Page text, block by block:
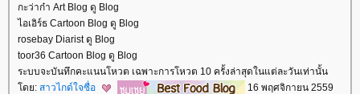
กะว่าก๋า Art Blog ดู Blog
ไอเอิร์ธ Cartoon Blog ดู Blog
rosebay Diarist ดู Blog
toor36 Cartoon Blog ดู Blog
ระบบจะบันทึกคะแนนโหวต เฉพาะการโหวต 10 ครั้งล่าสุดในแต่ละวันเท่านั้น
ดย: สาวไกด์ใจซื่อ
16 พฤศจิกายน 2559